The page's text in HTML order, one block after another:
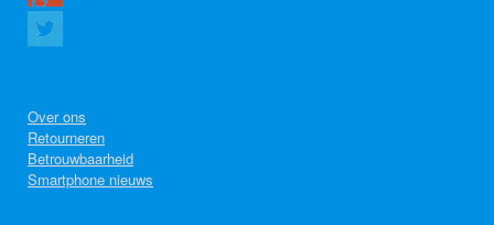
Over ons
Retourneren
Betrouwbaarheid
Smartphone nieuws